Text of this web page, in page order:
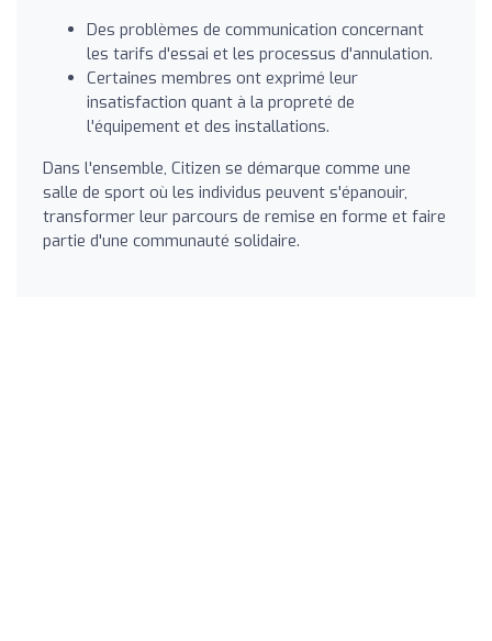
Des problèmes de communication concernant
les tarifs d'essai et les processus d'annulation.
Certaines membres ont exprimé leur
insatisfaction quant à la propreté de
l'équipement et des installations.
Dans l'ensemble, Citizen se démarque comme une
salle de sport où les individus peuvent s'épanouir,
transformer leur parcours de remise en forme et faire
partie d'une communauté solidaire.